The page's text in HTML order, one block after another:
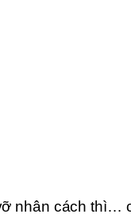
nhân cách thì…